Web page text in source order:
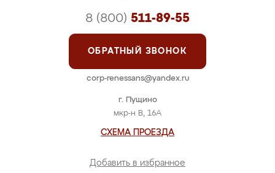
г. Пущино
мкр-н В, 16А
СХЕМА ПРОЕЗДА
Добавить в избранное
8 (800) 511-89-55
ОБРАТНЫЙ ЗВОНОК
corp-renessans@yandex.ru